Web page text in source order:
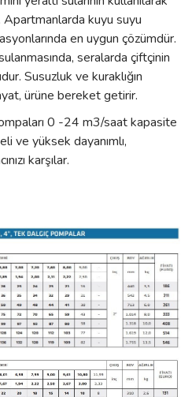
kuyu suyu
en uygun çözümdür.
seralarda çiftçinin
Susuzluk ve kuraklığın
ürüne bereket getirir.
0 -24 m3/saat kapasite
ve yüksek dayanımlı,
karşılar.